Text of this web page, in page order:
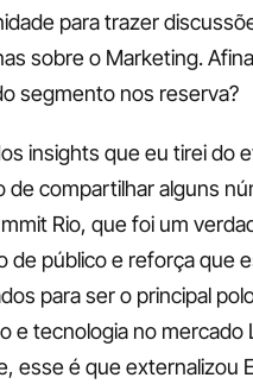
para trazer
sobre o Marketing.
segmento nos reserva?
insights que eu tirei do
de compartilhar alguns
Rio, que foi um
de público e reforça que
para ser o principal
e tecnologia no mercado
esse é que externalizou